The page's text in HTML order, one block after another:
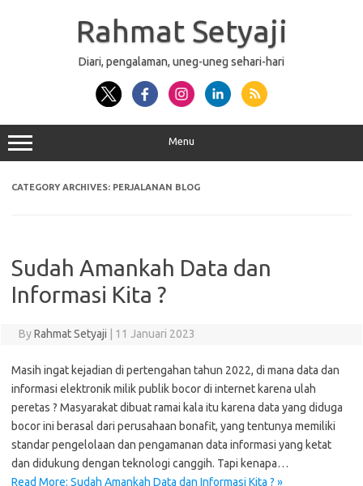
Rahmat Setyaji
Diari, pengalaman, uneg-uneg sehari-hari
Menu
CATEGORY ARCHIVES: PERJALANAN BLOG
Sudah Amankah Data dan
Informasi Kita ?
ByRahmat Setyaji 11 Januari 2023
Masih ingat kejadian di pertengahan tahun 2022, di mana data dan
informasi elektronik milik publik bocor di internet karena ulah
peretas ? Masyarakat dibuat ramai kala itu karena data yang diduga
bocor ini berasal dari perusahaan bonafit, yang tentunya memiliki
standar pengelolaan dan pengamanan data informasi yang ketat
dan didukung dengan teknologi canggih. Tapi kenapa…
Read More: Sudah Amankah Data dan Informasi Kita ? »